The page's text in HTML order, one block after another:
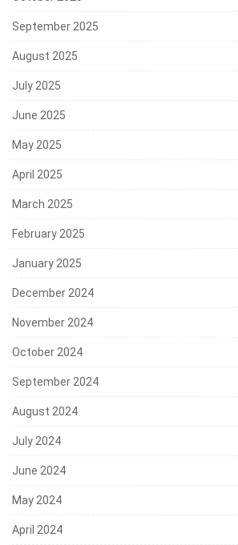
September 2025
August 2025
July 2025
June 2025
May 2025
April 2025
March 2025
February 2025
January 2025
December 2024
November 2024
October 2024
September 2024
August 2024
July 2024
June 2024
May 2024
April 2024